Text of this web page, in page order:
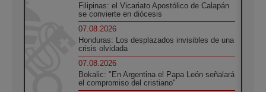
Filipinas: el Vicariato Apostólico de Calapán
se convierte en diócesis
07.08.2026
Honduras: Los desplazados invisibles de una
crisis olvidada
07.08.2026
Bokalic: "En Argentina el Papa León señalará
el compromiso del cristiano"